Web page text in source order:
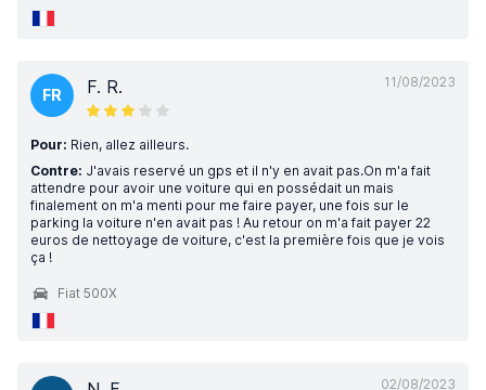
11/08/2023
FR F. R.
Pour: Rien, allez ailleurs.
Contre: J'avais reservé un gps et il n'y en avait pas.On m'a fait
attendre pour avoir une voiture qui en possédait un mais
finalement on m'a menti pour me faire payer, une fois sur le
parking la voiture n'en avait pas ! Au retour on m'a fait payer 22
euros de nettoyage de voiture, c'est la première fois que je vois
ça !
Fiat 500X
02/08/2023